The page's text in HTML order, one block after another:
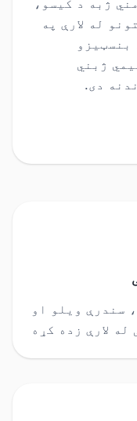
ژبه د کیسو،
له لارې په
بنسټیزو
ژبني
دی.
سندرې ویلو او
له لارې زده کړه